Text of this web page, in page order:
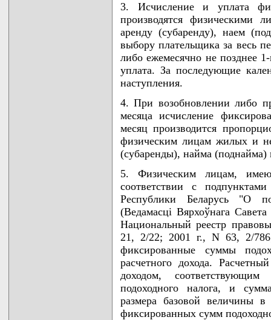
3. Исчисление и уплата
производятся физическими
аренду (субаренду), наем
выбору плательщика за весь
либо ежемесячно не позднее
уплата. За последующие
наступления.
4. При возобновлении либо
месяца исчисление
месяц производится
физическим лицам жилых и
(субаренды), найма (поднайма)
5. Физическим лицам,
соответствии с
Республики Беларусь "О
(Ведамасцi Вярхоўнага
Национальный реестр
21, 2/22; 2001 г., N 63, 2/
фиксированные суммы
расчетного дохода.
доходом,
подоходного налога, и
размера базовой величины в
фиксированных сумм